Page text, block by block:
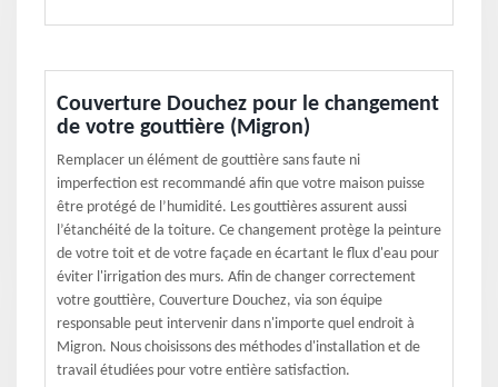
Couverture Douchez pour le changement
de votre gouttière (Migron)
Remplacer un élément de gouttière sans faute ni
imperfection est recommandé afin que votre maison puisse
être protégé de l’humidité. Les gouttières assurent aussi
l’étanchéité de la toiture. Ce changement protège la peinture
de votre toit et de votre façade en écartant le flux d'eau pour
éviter l'irrigation des murs. Afin de changer correctement
votre gouttière, Couverture Douchez, via son équipe
responsable peut intervenir dans n'importe quel endroit à
Migron. Nous choisissons des méthodes d'installation et de
travail étudiées pour votre entière satisfaction.